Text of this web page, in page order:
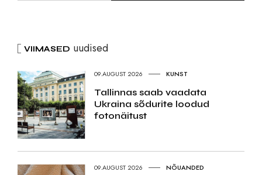
VIIMASED uudised
09.AUGUST 2026 KUNST
Tallinnas saab vaadata
Ukraina sõdurite loodud
fotonäitust
09.AUGUST 2026 NÕUANDED